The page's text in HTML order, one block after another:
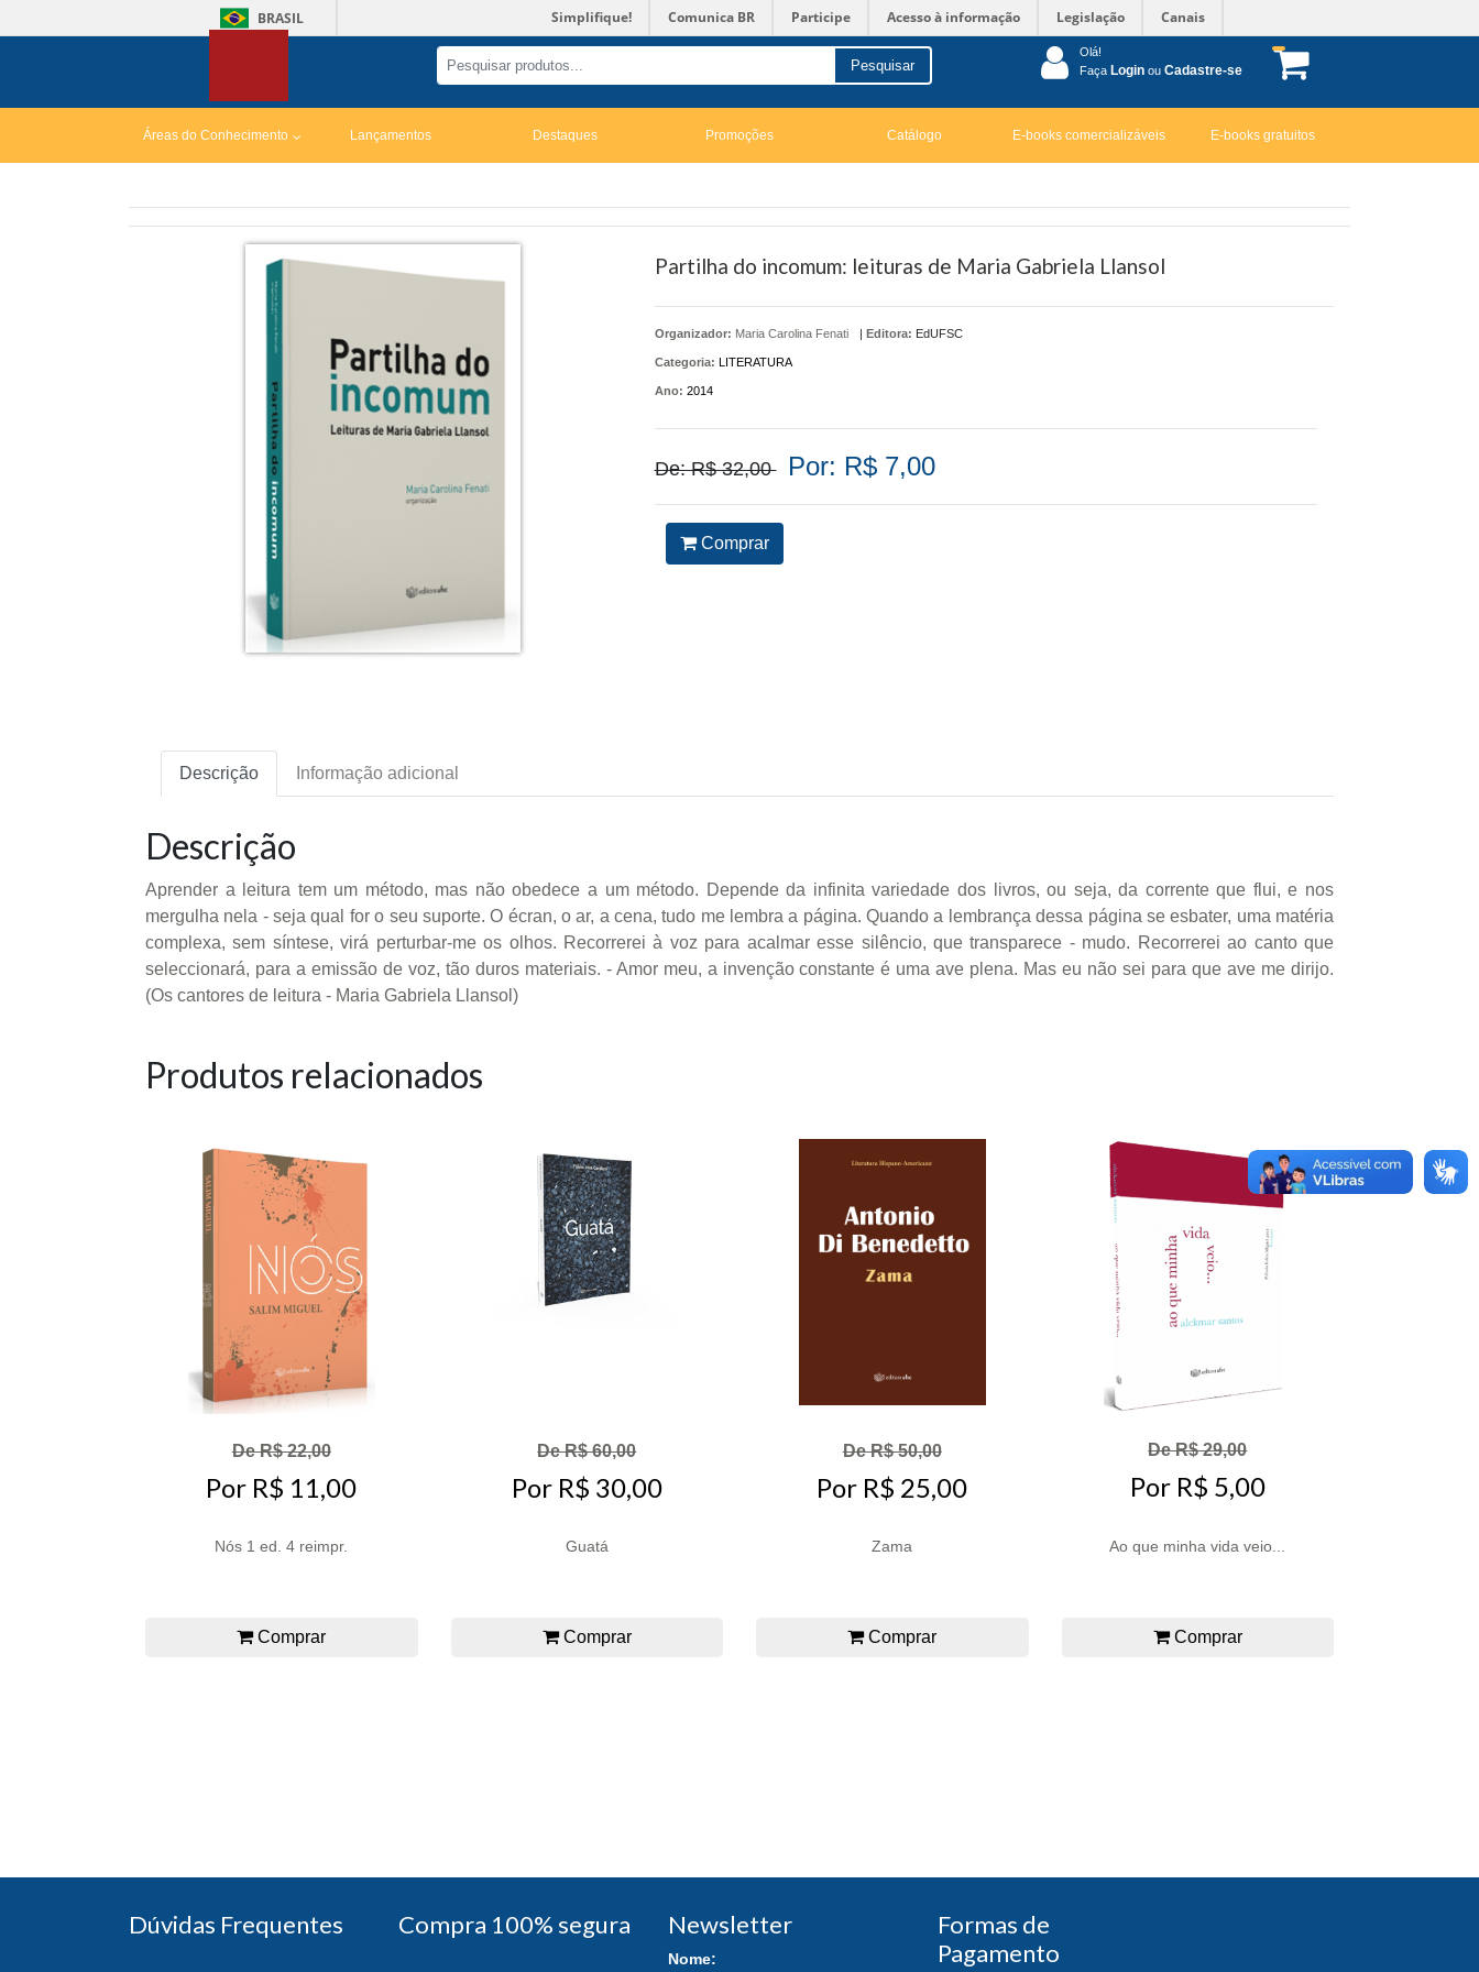
BRASIL Simplifique! Comunica BR Participe Acesso à informação Legislação Canais
Pesquisar
Olá!
Faça Login ou Cadastre-se
Áreas do Conhecimento Lançamentos Destaques Promoções Catálogo E-books comercializáveis E-books gratuitos
Partilha do incomum: leituras de Maria Gabriela Llansol
Organizador: Maria Carolina Fenati | Editora: EdUFSC
Categoria: LITERATURA
Ano: 2014
De: R$ 32,00 Por: R$ 7,00
Comprar
Descrição Informação adicional
Descrição
Aprender a leitura tem um método, mas não obedece a um método. Depende da infinita variedade dos livros, ou seja, da corrente que flui, e nos
mergulha nela - seja qual for o seu suporte. O écran, o ar, a cena, tudo me lembra a página. Quando a lembrança dessa página se esbater, uma matéria
complexa, sem síntese, virá perturbar-me os olhos. Recorrerei à voz para acalmar esse silêncio, que transparece - mudo. Recorrerei ao canto que
seleccionará, para a emissão de voz, tão duros materiais. - Amor meu, a invenção constante é uma ave plena. Mas eu não sei para que ave me dirijo.
(Os cantores de leitura - Maria Gabriela Llansol)
Produtos relacionados
De R$ 22,00
Por R$ 11,00
Nós 1 ed. 4 reimpr.
Comprar
De R$ 60,00
Por R$ 30,00
Guatá
Comprar
De R$ 50,00
Por R$ 25,00
Zama
Comprar
De R$ 29,00
Por R$ 5,00
Ao que minha vida veio...
Comprar
Dúvidas Frequentes Compra 100% segura Newsletter
Nome:
Formas de
Pagamento